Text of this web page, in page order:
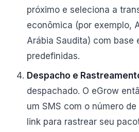
próximo e seleciona a
econômica (por exemplo,
Arábia Saudita) com base
predefinidas.
Despacho e
despachado. O eGrow
um SMS com o número
link para rastrear seu